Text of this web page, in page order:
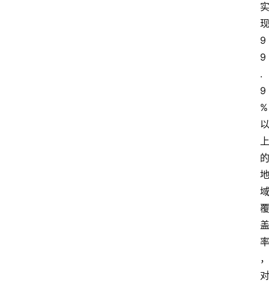
实
现
9
9
.
9
%
以
上
的
地
域
覆
盖
率
，
对